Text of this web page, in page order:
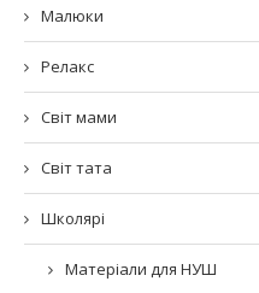
Малюки
Релакс
Світ мами
Світ тата
Школярі
Матеріали для НУШ